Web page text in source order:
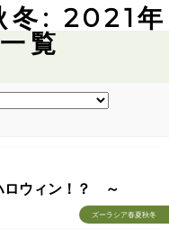
冬: 2021年
覧
ズーラシア春夏秋冬
ウィン！？ ～